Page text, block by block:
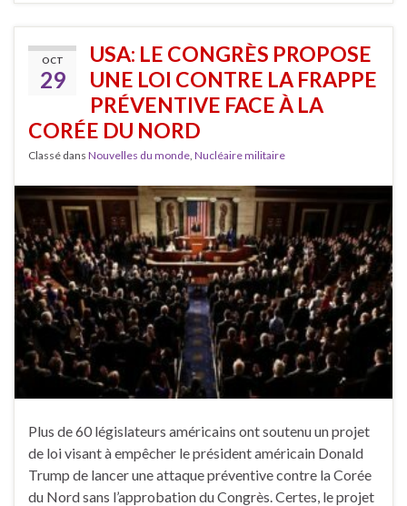
OCT
29
USA: LE CONGRÈS PROPOSE
UNE LOI CONTRE LA FRAPPE
PRÉVENTIVE FACE À LA
CORÉE DU NORD
Classé dans Nouvelles du monde Nucléaire militaire
Plus de 60 législateurs américains ont soutenu un projet
de loi visant à empêcher le président américain Donald
Trump de lancer une attaque préventive contre la Corée
du Nord sans l’approbation du Congrès. Certes, le projet